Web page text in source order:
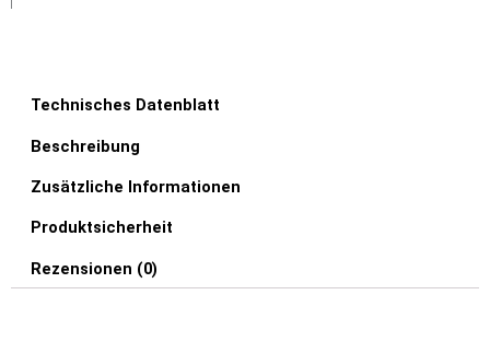
Technisches Datenblatt
Beschreibung
Zusätzliche Informationen
Produktsicherheit
Rezensionen (0)